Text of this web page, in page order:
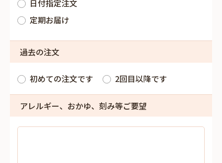
日付指定注文
定期お届け
過去の注文
初めての注文です 2回目以降です
アレルギー、おかゆ、刻み等ご要望